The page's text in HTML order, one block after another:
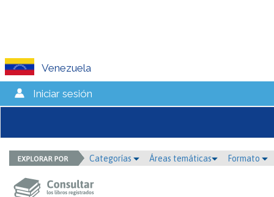
Venezuela
Iniciar sesión
Categorías Áreas temáticas Formato